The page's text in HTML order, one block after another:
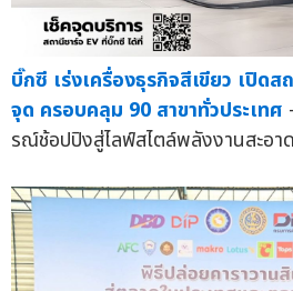
บิ๊กซี เร่งเครื่องธุรกิจสีเขียว เปิดส
จุด ครอบคลุม 90 สาขาทั่วประเทศ
รณ์ช้อปปิงสู่ไลฟ์สไตล์พลังงานสะอา